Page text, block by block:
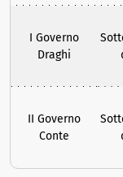
I Governo
Draghi
II Governo
Conte